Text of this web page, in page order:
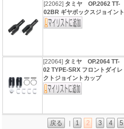
[22062] タミヤ OP.2062 TT-
02BR ギヤボックスジョイント
[22064] タミヤ OP.2064 TT-
02 TYPE-SRX フロントダイレ
クトジョイントカップ
戻る 1 2 3 4 5